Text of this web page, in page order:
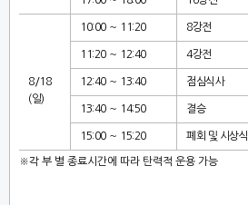
8/18
(일)
10:00 ～ 11:20 8강전
11:20 ～ 12:40 4강전
12:40 ～ 13:40 점심식사
13:40 ～ 14:50 결승
15:00 ～ 15:20 폐회 및 시상식
※각 부 별 종료시간에 따라 탄력적 운용 가능